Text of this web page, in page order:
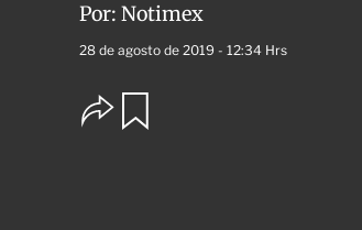
Por: Notimex
28 de agosto de 2019 - 12:34 Hrs
O
p